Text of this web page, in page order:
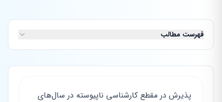
فهرست مطالب
پذیرش در مقطع کارشناسی ناپیوسته در سال‌های